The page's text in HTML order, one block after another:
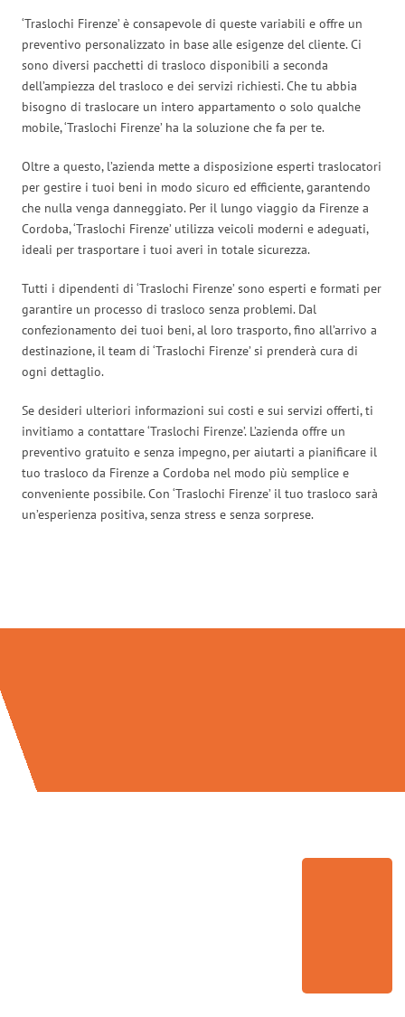
‘Traslochi Firenze’ è consapevole di queste variabili e offre un
preventivo personalizzato in base alle esigenze del cliente. Ci
sono diversi pacchetti di trasloco disponibili a seconda
dell’ampiezza del trasloco e dei servizi richiesti. Che tu abbia
bisogno di traslocare un intero appartamento o solo qualche
mobile, ‘Traslochi Firenze’ ha la soluzione che fa per te.
Oltre a questo, l’azienda mette a disposizione esperti traslocatori
per gestire i tuoi beni in modo sicuro ed efficiente, garantendo
che nulla venga danneggiato. Per il lungo viaggio da Firenze a
Cordoba, ‘Traslochi Firenze’ utilizza veicoli moderni e adeguati,
ideali per trasportare i tuoi averi in totale sicurezza.
Tutti i dipendenti di ‘Traslochi Firenze’ sono esperti e formati per
garantire un processo di trasloco senza problemi. Dal
confezionamento dei tuoi beni, al loro trasporto, fino all’arrivo a
destinazione, il team di ‘Traslochi Firenze’ si prenderà cura di
ogni dettaglio.
Se desideri ulteriori informazioni sui costi e sui servizi offerti, ti
invitiamo a contattare ‘Traslochi Firenze’. L’azienda offre un
preventivo gratuito e senza impegno, per aiutarti a pianificare il
tuo trasloco da Firenze a Cordoba nel modo più semplice e
conveniente possibile. Con ‘Traslochi Firenze’ il tuo trasloco sarà
un’esperienza positiva, senza stress e senza sorprese.